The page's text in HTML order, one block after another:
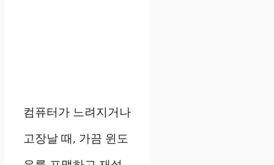
컴퓨터가 느려지거나
고장날 때, 가끔 윈도